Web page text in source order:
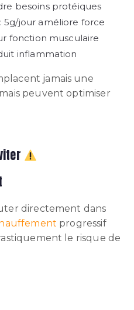
besoins protéiques
5g/jour améliore force
fonction musculaire
inflammation
jamais une
peuvent optimiser
directement dans
progressif
le risque de